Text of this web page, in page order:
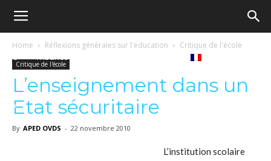
Ecole
démocratique
Tribunes
Home Réflexions générales sur l'éducation Critique de l'école
Critique de l'école
L’enseignement dans un
Etat sécuritaire
By APED OVDS - 22 novembre 2010
L’institution scolaire